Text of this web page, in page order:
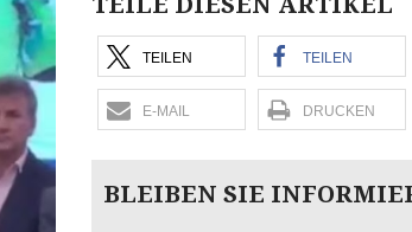
TEILEN TEILEN
E-MAIL DRUCKEN
BLEIBEN SIE